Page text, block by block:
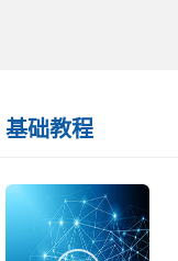
基础教程